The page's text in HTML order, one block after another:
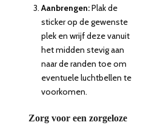
Aanbrengen:Plak de
sticker op de gewenste
plek en wrijf deze vanuit
het midden stevig aan
naar de randen toe om
eventuele luchtbellen te
voorkomen.
Zorg voor een zorgeloze